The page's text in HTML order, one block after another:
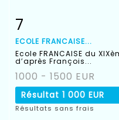
Fiche détaillée
7
ECOLE FRANCAISE...
Ecole FRANCAISE du
d’après François...
1000 - 1500 EUR
Résultat 1 000 EUR
Résultats sans frais